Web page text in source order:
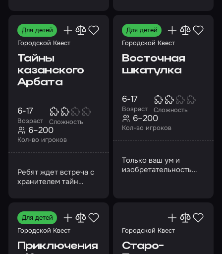
новую камеру!
Для детей
Городской Квест
Тайны
казанского
Арбата
Возраст
6-17
Сложность
Кол-во игроков
6–200
Ребят ждет встреча с
хранителем тайн
Для детей
Городской Квест
Восточная
шкатулка
Возраст
6-17
Сложность
Кол-во игроков
6–200
Только ваш ум и
изобретательность
Для детей
Городской Квест
Приключения
Городской Квест
Старо-